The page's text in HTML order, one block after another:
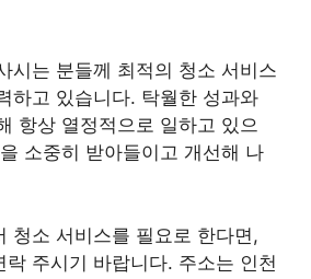
시는 분들께 최적의 청소 서비스
하고 있습니다. 탁월한 성과와
항상 열정적으로 일하고 있으
소중히 받아들이고 개선해 나
청소 서비스를 필요로 한다면,
락 주시기 바랍니다. 주소는 인천